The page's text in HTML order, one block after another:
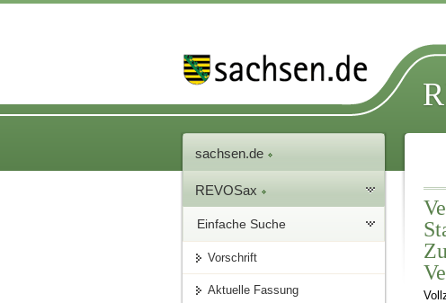
sachsen.de
REVOSax
Einfache Suche
Vorschrift
Aktuelle Fassung